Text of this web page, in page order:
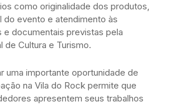
como originalidade dos produtos,
do evento e atendimento às
documentais previstas pela
de Cultura e Turismo.
uma importante oportunidade de
na Vila do Rock permite que
apresentem seus trabalhos